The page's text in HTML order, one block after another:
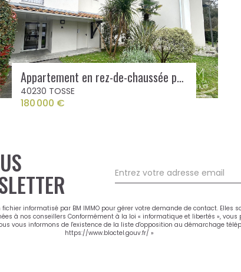
Appartement en rez-de-chaussée proche du centre et des commerces
40230 TOSSE
180 000 €
informatisé par BM IMMO pour gérer votre demande de contact.
à nos conseillers Conformément à la loi « informatique et libertés »,
vous informons de l'existence de la liste d'opposition au démarchage
https://www.bloctel.gouv.fr/ »